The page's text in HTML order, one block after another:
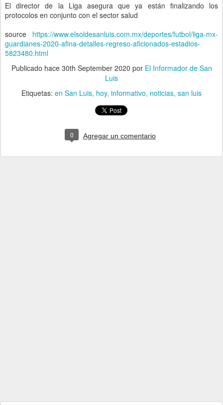
El director de la Liga asegura que ya están finalizando los
protocolos en conjunto con el sector salud
source https://www.elsoldesanluis.com.mx/deportes/futbol/liga-mx-
guardianes-2020-afina-detalles-regreso-aficionados-estadios-
5823480.html
Publicado hace 30th September 2020 por El Informador de San
Luis
Etiquetas: en San Luis hoy informativo noticias san luis
0 Agregar un comentario